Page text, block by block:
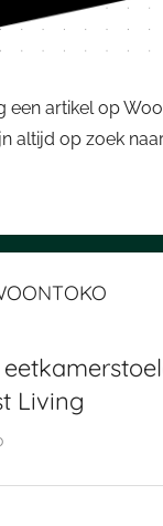
een artikel op
altijd op zoek
Living